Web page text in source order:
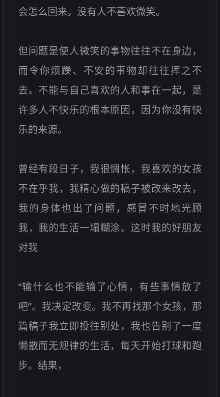
会怎么回来。没有人不喜欢微笑。
但问题是使人微笑的事物往往不在身边，
而令你烦躁、不安的事物却往往挥之不
去。不能与自己喜欢的人和事在一起，是
许多人不快乐的根本原因，因为你没有快
乐的来源。
曾经有段日子，我很惆怅，我喜欢的女孩
不在乎我，我精心做的稿子被改来改去，
我的身体也出了问题，感冒不时地光顾
我，我的生活一塌糊涂。这时我的好朋友
对我
“输什么也不能输了心情，有些事情放了
吧”。我决定改变。我不再找那个女孩，那
篇稿子我立即投往别处，我也告别了一度
懒散而无规律的生活，每天开始打球和跑
步。结果，